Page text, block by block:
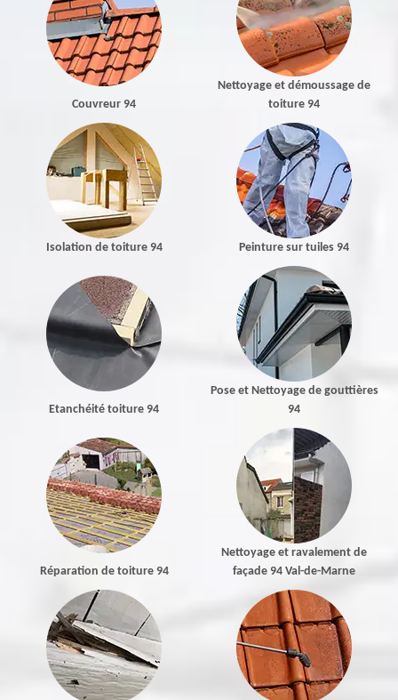
Couvreur 94
Nettoyage et démoussage de
toiture 94
Isolation de toiture 94 Peinture sur tuiles 94
Etanchéité toiture 94
Pose et Nettoyage de gouttières
94
Réparation de toiture 94
Nettoyage et ravalement de
façade 94 Val-de-Marne